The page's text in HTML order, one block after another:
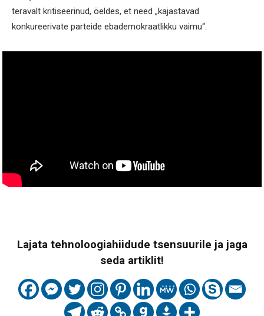
teravalt kritiseerinud, öeldes, et need „kajastavad
konkureerivate parteide ebademokraatlikku vaimu“.
Lajata tehnoloogiahiidude tsensuurile ja jaga
seda artiklit!